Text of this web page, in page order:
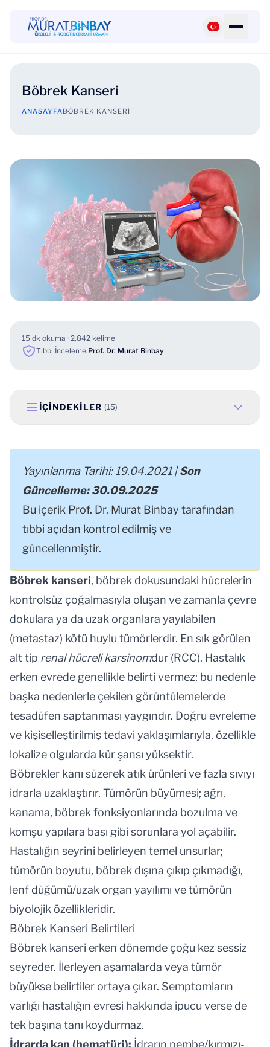
Böbrek Kanseri
ANASAYFABÖBREK KANSERI
15 dk okuma · 2,842 kelime
Tıbbi İnceleme:Prof. Dr. Murat Binbay
İÇINDEKILER (15)
Yayınlanma Tarihi: 19.04.2021 |Son
Güncelleme: 30.09.2025
Bu içerik Prof. Dr. Murat Binbay tarafından
tıbbi açıdan kontrol edilmiş ve
güncellenmiştir.
Böbrek kanseri, böbrek dokusundaki hücrelerin
kontrolsüz çoğalmasıyla oluşan ve zamanla çevre
dokulara ya da uzak organlara yayılabilen
(metastaz) kötü huylu tümörlerdir. En sık görülen
alt tip renal hücreli karsinomdur (RCC). Hastalık
erken evrede genellikle belirti vermez; bu nedenle
başka nedenlerle çekilen görüntülemelerde
tesadüfen saptanması yaygındır. Doğru evreleme
ve kişiselleştirilmiş tedavi yaklaşımlarıyla, özellikle
lokalize olgularda kür şansı yüksektir.
Böbrekler kanı süzerek atık ürünleri ve fazla sıvıyı
idrarla uzaklaştırır. Tümörün büyümesi; ağrı,
kanama, böbrek fonksiyonlarında bozulma ve
komşu yapılara bası gibi sorunlara yol açabilir.
Hastalığın seyrini belirleyen temel unsurlar;
tümörün boyutu, böbrek dışına çıkıp çıkmadığı,
lenf düğümü/uzak organ yayılımı ve tümörün
biyolojik özellikleridir.
Böbrek Kanseri Belirtileri
Böbrek kanseri erken dönemde çoğu kez sessiz
seyreder. İlerleyen aşamalarda veya tümör
büyükse belirtiler ortaya çıkar. Semptomların
varlığı hastalığın evresi hakkında ipucu verse de
tek başına tanı koydurmaz.
İdrarda kan (hematüri): İdrarın pembe/kırmızı-